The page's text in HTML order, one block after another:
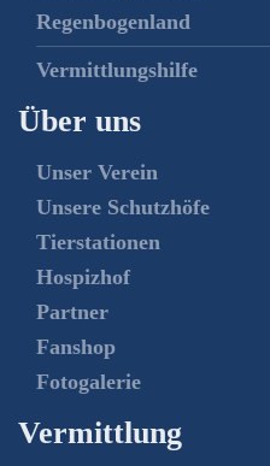
Regenbogenland
Vermittlungshilfe
Über uns
Unser Verein
Unsere Schutzhöfe
Tierstationen
Hospizhof
Partner
Fanshop
Fotogalerie
Vermittlung